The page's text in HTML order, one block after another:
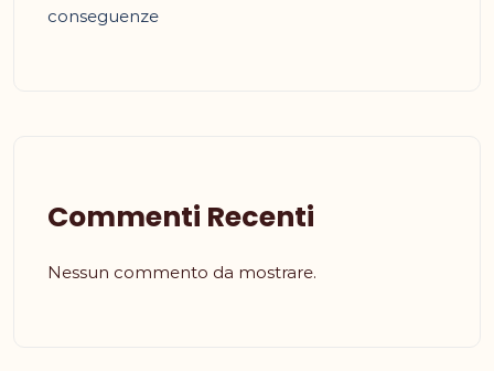
conseguenze
Commenti Recenti
Nessun commento da mostrare.